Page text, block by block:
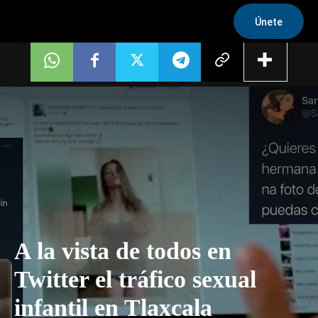
Únete
A la vista de todos en
Twitter el tráfico sexual
infantil en Tlaxcala